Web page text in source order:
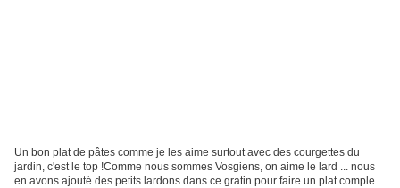
Un bon plat de pâtes comme je les aime surtout avec des courgettes du
jardin, c'est le top !Comme nous sommes Vosgiens, on aime le lard ... nous
en avons ajouté des petits lardons dans ce gratin pour faire un plat complet !